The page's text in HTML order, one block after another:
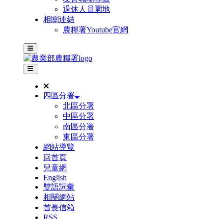
退休人員園地
相關連結
農糧署Youtube官網
主選單
其他網站選單
四區分署
北區分署
中區分署
南區分署
東區分署
網站導覽
回首頁
兒童網
English
雙語詞彙
相關網站
首長信箱
RSS